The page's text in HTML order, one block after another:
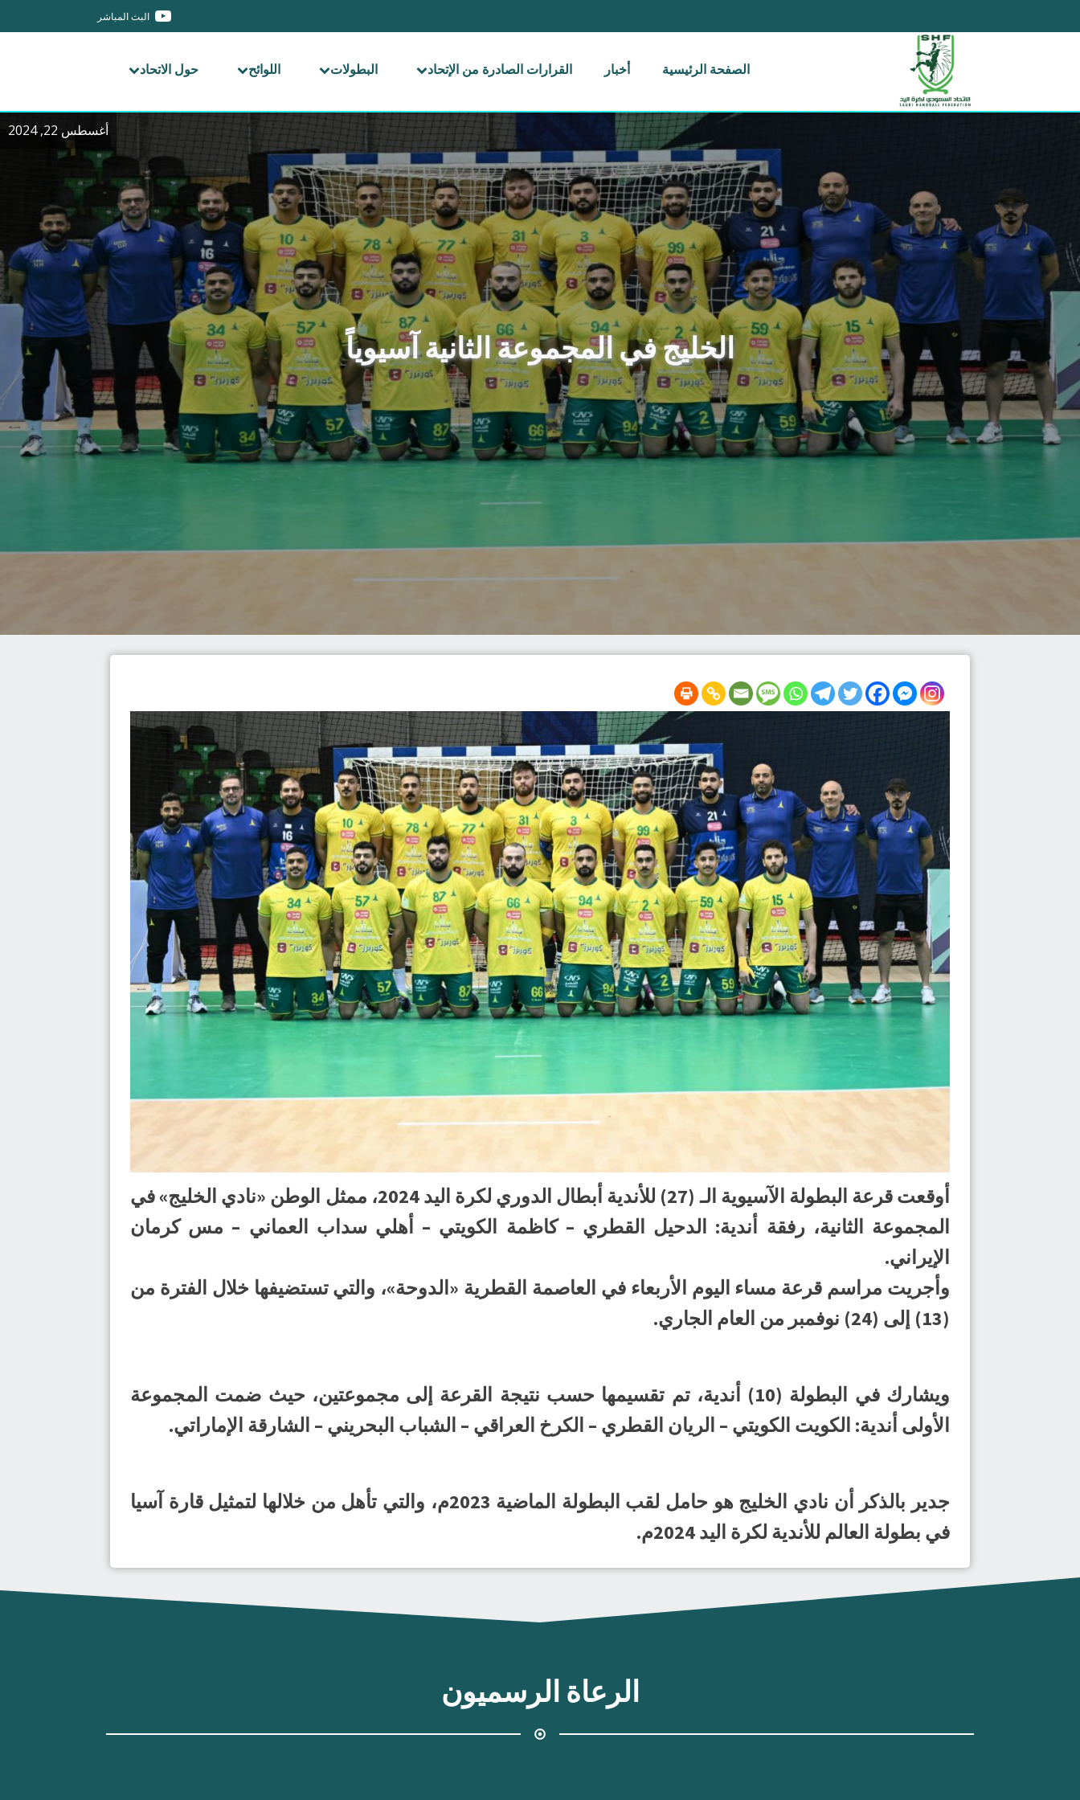
البث المباشر
الصفحة الرئيسية أخبار القرارات الصادرة من الإتحاد البطولات اللوائح حول الاتحاد
أغسطس 22, 2024
الخليج في المجموعة الثانية آسيوياً
أوقعت قرعة البطولة الآسيوية الـ (27) للأندية أبطال الدوري لكرة اليد 2024، ممثل الوطن «نادي الخليج» في
المجموعة الثانية، رفقة أندية: الدحيل القطري – كاظمة الكويتي – أهلي سداب العماني – مس كرمان
الإيراني.
وأجريت مراسم قرعة مساء اليوم الأربعاء في العاصمة القطرية «الدوحة»، والتي تستضيفها خلال الفترة من
(13) إلى (24) نوفمبر من العام الجاري.
ويشارك في البطولة (10) أندية، تم تقسيمها حسب نتيجة القرعة إلى مجموعتين، حيث ضمت المجموعة
الأولى أندية: الكويت الكويتي – الريان القطري – الكرخ العراقي – الشباب البحريني – الشارقة الإماراتي.
جدير بالذكر أن نادي الخليج هو حامل لقب البطولة الماضية 2023م، والتي تأهل من خلالها لتمثيل قارة آسيا
في بطولة العالم للأندية لكرة اليد 2024م.
الرعاة الرسميون